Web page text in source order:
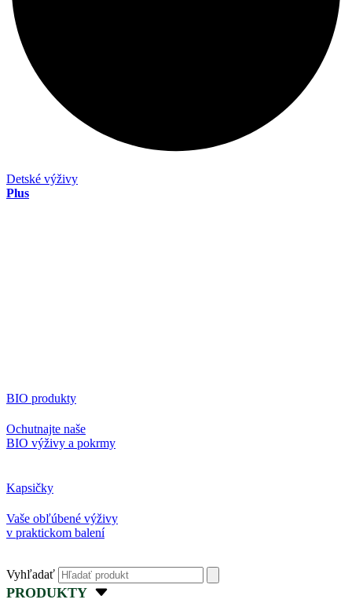
Detské výživy
Plus
BIO produkty
Ochutnajte naše
BIO výživy a pokrmy
Kapsičky
Vaše obľúbené výživy
v praktickom balení
Vyhľadať
PRODUKTY